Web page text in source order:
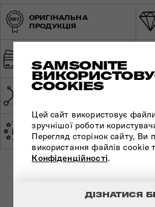
SAMSONITE
COOKIES
Цей сайт використовує
зручнішої роботи
Перегляд сторінок сайту, Ви
використання файлів cookie
Конфіденційності.
ДІЗНАТИСЯ
ОРИГІНАЛЬНА
ПРОДУКЦІЯ
МЕРЕЖА МАГАЗИНІВ ПО
ЗРОБЛЕНО В ЄВРОПІ